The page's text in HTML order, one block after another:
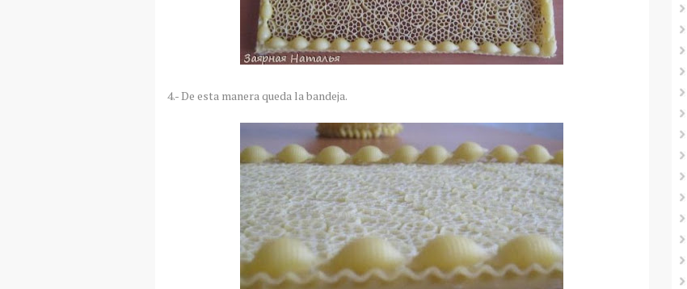
4.- De esta manera queda la bandeja.